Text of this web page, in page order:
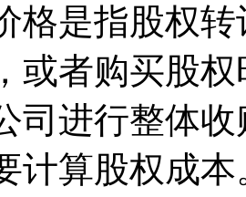
格是指股权
或者购买股
司进行整体
计算股权成本